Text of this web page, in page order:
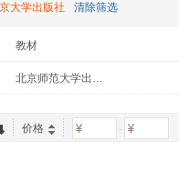
大学出版社 清除筛选
教材
北京师范大学出版社
价格 -